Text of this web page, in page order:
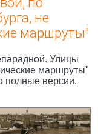
не
маршруты"
Улицы
маршруты"
полные версии.